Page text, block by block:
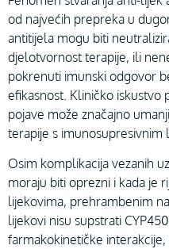
od najvećih prepreka u
antitijela mogu biti
djelotvornost terapije, ili
pokrenuti imunski odgovor
efikasnost. Kliničko iskustvo
pojave može značajno
terapije s
Osim komplikacija vezanih
moraju biti oprezni i kada je
lijekovima, prehrambenim
lijekovi nisu supstrati
farmakokinetičke